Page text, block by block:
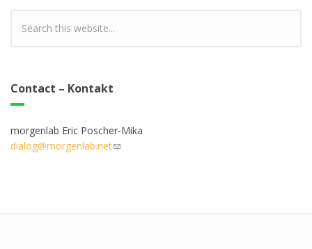
Contact – Kontakt
morgenlab Eric Poscher-Mika
dialog@morgenlab.net(link sends e-mail)